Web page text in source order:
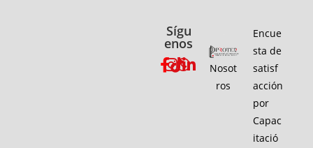
Sígu
enos
Nosot
ros
Encue
sta de
satisf
acción
por
Capac
itació